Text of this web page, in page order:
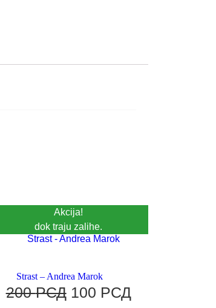
Akcija!
dok traju zalihe.
Strast – Andrea Marok
200РСД 100 РСД